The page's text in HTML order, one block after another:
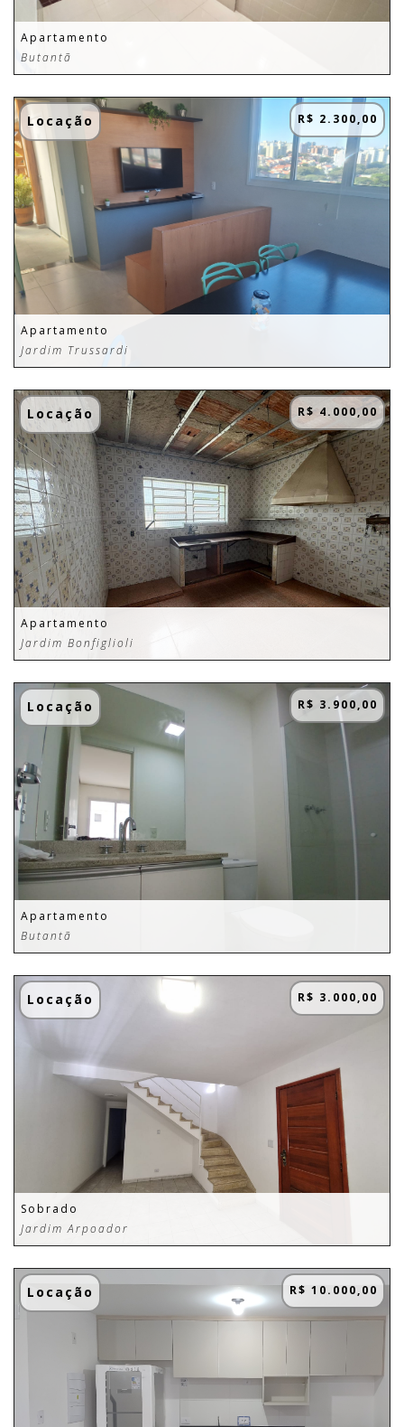
Apartamento
Butantã
Locação R$ 2.300,00
Apartamento
Jardim Trussardi
Locação R$ 4.000,00
Apartamento
Jardim Bonfiglioli
Locação R$ 3.900,00
Apartamento
Butantã
Locação R$ 3.000,00
Sobrado
Jardim Arpoador
Locação R$ 10.000,00